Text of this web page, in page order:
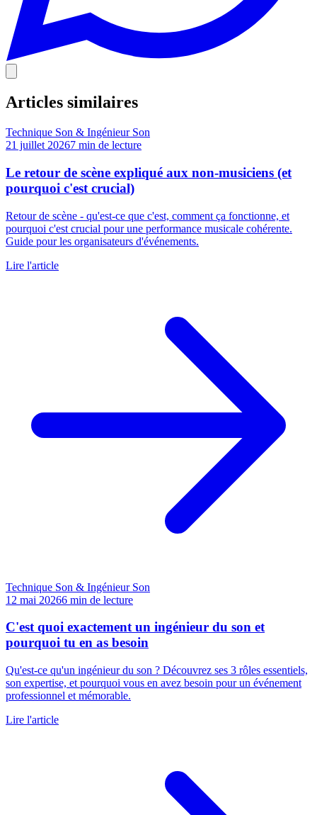
Articles similaires
Technique Son & Ingénieur Son
21 juillet 20267 min de lecture
Le retour de scène expliqué aux non-musiciens (et
pourquoi c'est crucial)
Retour de scène - qu'est-ce que c'est, comment ça fonctionne, et
pourquoi c'est crucial pour une performance musicale cohérente.
Guide pour les organisateurs d'événements.
Lire l'article
Technique Son & Ingénieur Son
12 mai 20266 min de lecture
C'est quoi exactement un ingénieur du son et
pourquoi tu en as besoin
Qu'est-ce qu'un ingénieur du son ? Découvrez ses 3 rôles essentiels,
son expertise, et pourquoi vous en avez besoin pour un événement
professionnel et mémorable.
Lire l'article